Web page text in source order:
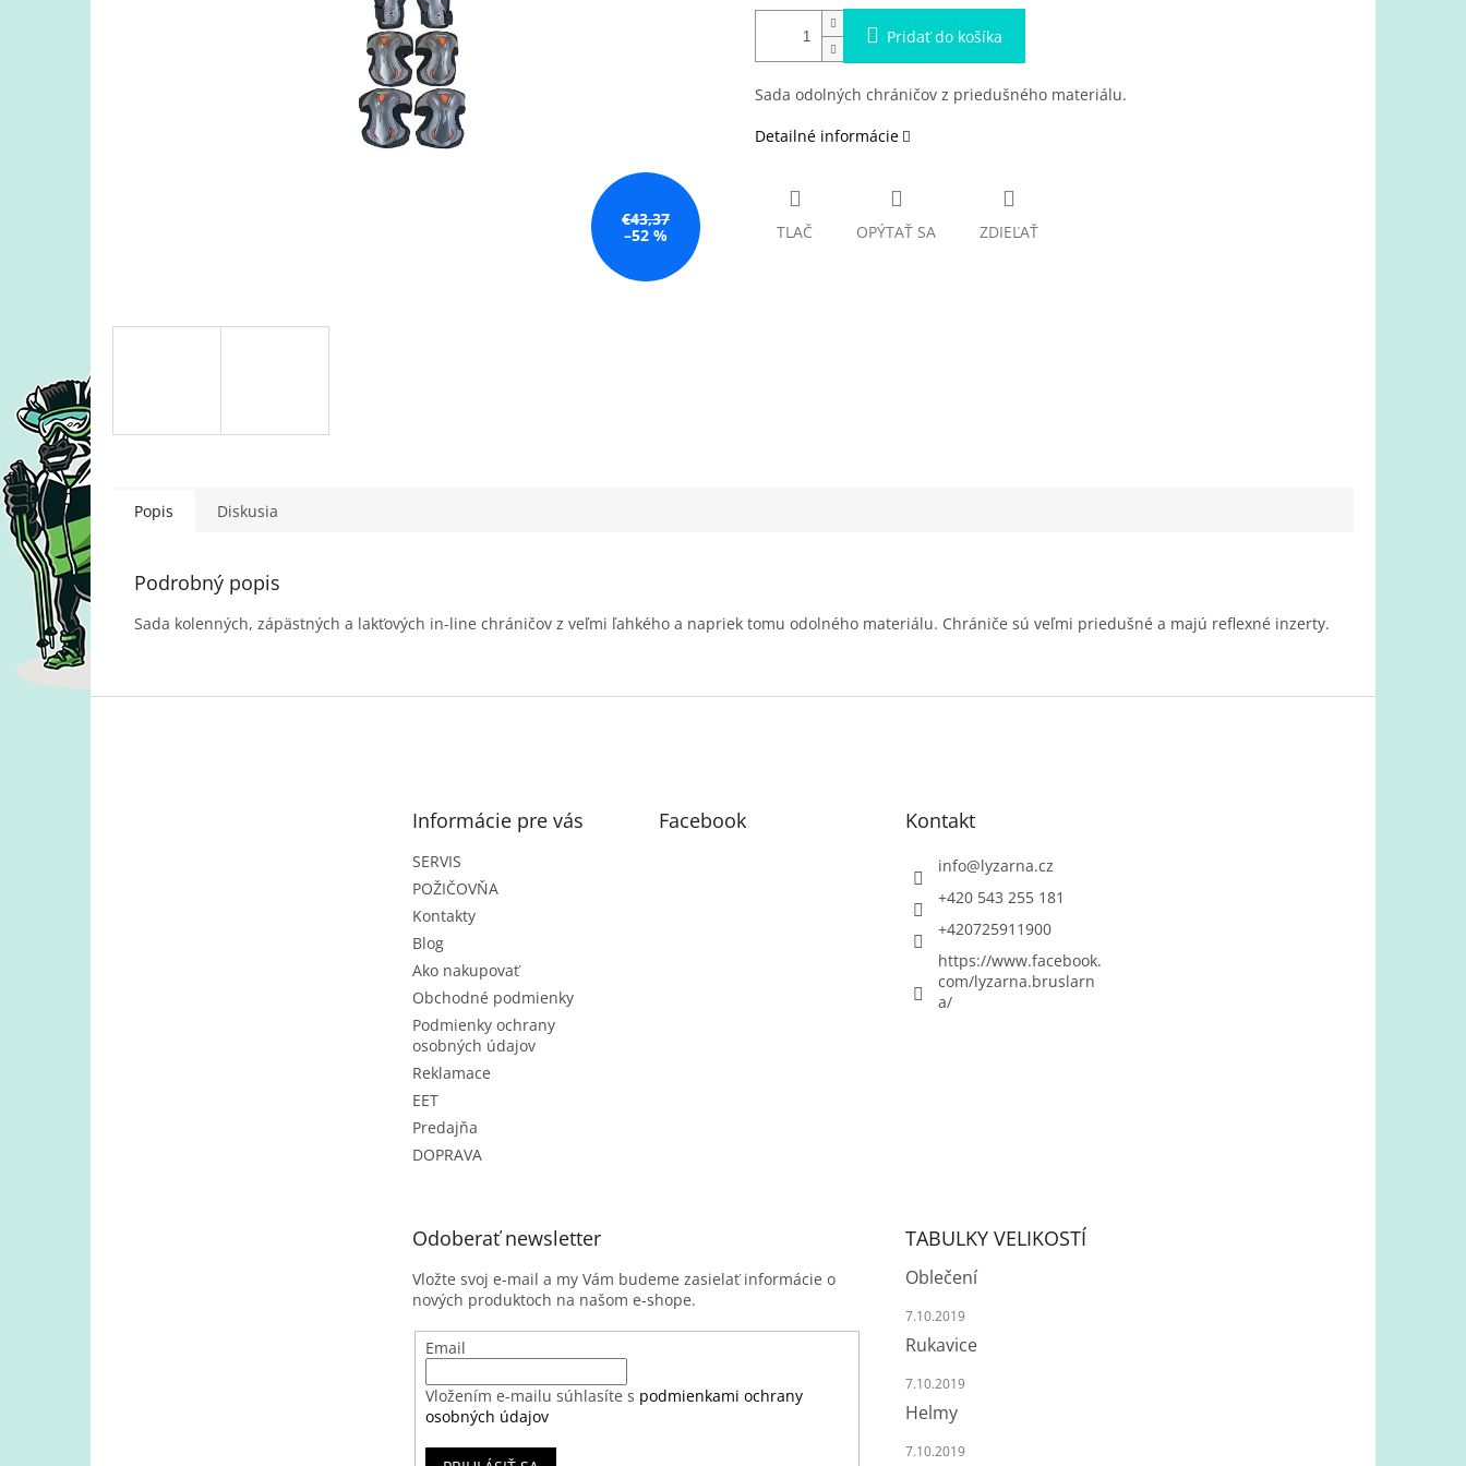
€43,37
–52 %
Pridať do košíka
Sada odolných chráničov z priedušného materiálu.
Detailné informácie
TLAČ OPÝTAŤ SA ZDIEĽAŤ
Popis Diskusia
Podrobný popis
Sada kolenných, zápästných a lakťových in-line chráničov z veľmi ľahkého a napriek tomu odolného materiálu. Chrániče sú veľmi priedušné a majú reflexné inzerty.
Informácie pre vás
SERVIS
POŽIČOVŇA
Kontakty
Blog
Ako nakupovať
Obchodné podmienky
Podmienky ochrany
osobných údajov
Reklamace
EET
Predajňa
DOPRAVA
Facebook Kontakt
info@lyzarna.cz
+420 543 255 181
+420725911900
https://www.facebook.
com/lyzarna.bruslarn
a/
Odoberať newsletter
Vložte svoj e-mail a my Vám budeme zasielať informácie o
nových produktoch na našom e-shope.
Email
Vložením e-mailu súhlasíte s podmienkami ochrany
osobných údajov
TABULKY VELIKOSTÍ
Oblečení
7.10.2019
Rukavice
7.10.2019
Helmy
7.10.2019